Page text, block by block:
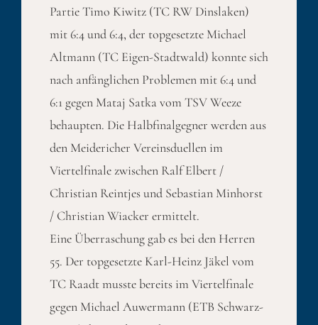
Partie Timo Kiwitz (TC RW Dinslaken)
mit 6:4 und 6:4, der topgesetzte Michael
Altmann (TC Eigen-Stadtwald) konnte sich
nach anfänglichen Problemen mit 6:4 und
6:1 gegen Mataj Satka vom TSV Weeze
behaupten. Die Halbfinalgegner werden aus
den Meidericher Vereinsduellen im
Viertelfinale zwischen Ralf Elbert /
Christian Reintjes und Sebastian Minhorst
/ Christian Wiacker ermittelt.
Eine Überraschung gab es bei den Herren
55. Der topgesetzte Karl-Heinz Jäkel vom
TC Raadt musste bereits im Viertelfinale
gegen Michael Auwermann (ETB Schwarz-